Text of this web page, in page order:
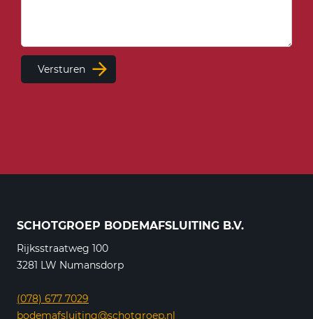
Versturen
SCHOTGROEP BODEMAFSLUITING B.V.
Rijksstraatweg 100
3281 LW Numansdorp
(078) 677 7029
bodemafsluiting@schotgroep.nl